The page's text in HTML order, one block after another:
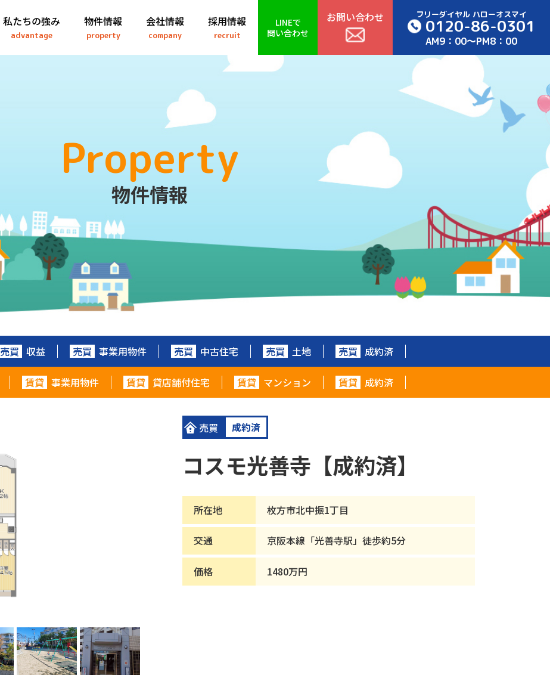
私たちの強み
advantage
物件情報
property
会社情報
company
採用情報
recruit
LINEで
問い合わせ
お問い合わせ フリーダイヤル ハローオスマイ
0120-86-0301
AM9：00～PM8：00
Property
物件情報
売買 収益 売買 事業用物件 売買 中古住宅 売買 土地 売買 成約済
賃貸 事業用物件 賃貸 貸店舗付住宅 賃貸 マンション 賃貸 成約済
売買 成約済
コスモ光善寺【成約済】
所在地 枚方市北中振1丁目
交通 京阪本線「光善寺駅」徒歩約5分
価格 1480万円